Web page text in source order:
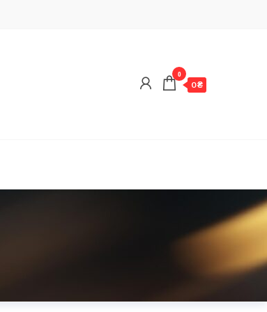
0
0 ₴